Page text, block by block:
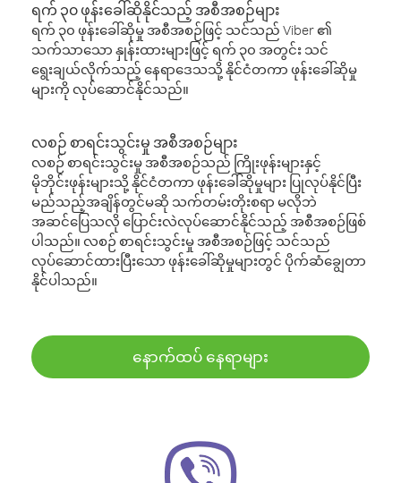
ရက် ၃၀ ဖုန်းခေါ်ဆိုနိုင်သည့် အစီအစဉ်များ
ရက် ၃၀ ဖုန်းခေါ်ဆိုမှု အစီအစဉ်ဖြင့် သင်သည် Viber ၏
သက်သာသော နှုန်းထားများဖြင့် ရက် ၃၀ အတွင်း သင်
ရွေးချယ်လိုက်သည့် နေရာဒေသသို့ နိုင်ငံတကာ ဖုန်းခေါ်ဆိုမှု
များကို လုပ်ဆောင်နိုင်သည်။
လစဉ် စာရင်းသွင်းမှု အစီအစဉ်များ
လစဉ် စာရင်းသွင်းမှု အစီအစဉ်သည် ကြိုးဖုန်းများနှင့်
မိုဘိုင်းဖုန်းများသို့ နိုင်ငံတကာ ဖုန်းခေါ်ဆိုမှုများ ပြုလုပ်နိုင်ပြီး
မည်သည့်အချိန်တွင်မဆို သက်တမ်းတိုးစရာ မလိုဘဲ
အဆင်ပြေသလို ပြောင်းလဲလုပ်ဆောင်နိုင်သည့် အစီအစဉ်ဖြစ်
ပါသည်။ လစဉ် စာရင်းသွင်းမှု အစီအစဉ်ဖြင့် သင်သည်
လုပ်ဆောင်ထားပြီးသော ဖုန်းခေါ်ဆိုမှုများတွင် ပိုက်ဆံချွေတာ
နိုင်ပါသည်။
နောက်ထပ် နေရာများ